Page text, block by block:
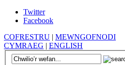
Twitter
Facebook
COFRESTRU | MEWNGOFNODI
CYMRAEG | ENGLISH